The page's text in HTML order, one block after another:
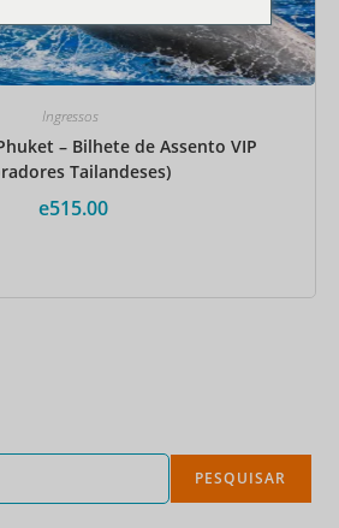
Ingressos
– Bilhete de Assento VIP
Tailandeses)
e515.00
PESQUISAR